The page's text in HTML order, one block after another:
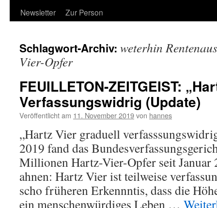
Newsletter
Zur Person
Schlagwort-Archiv: weterhin
Vier-Opfer
FEUILLETON-ZEITGEIST:
Verfassungswidrig (Update)
Veröffentlicht am 11. November 2019von hannes
„Hartz Vier graduell
2019 fand das
Millionen Hartz-Vier-Opfer seit Januar
ahnen: Hartz Vier ist teilweise
scho früheren Erkennntis, dass die
ein menschenwürdiges Leben …